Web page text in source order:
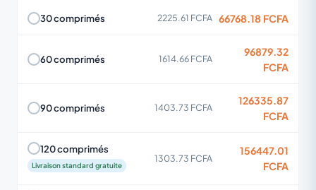
30 comprimés 2225.61 FCFA 66768.18 FCFA
60 comprimés 1614.66 FCFA
96879.32
FCFA
90 comprimés 1403.73 FCFA
126335.87
FCFA
120 comprimés
Livraison standard gratuite
1303.73 FCFA
156447.01
FCFA